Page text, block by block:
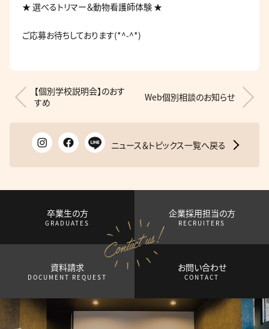
★ 選べるトリマー＆動物看護師体験 ★
ご応募お待ちしております(*^-^*)
【個別学校説明会】のおす
すめ
Web個別相談のお知らせ
ニュース＆トピックス一覧へ戻る
卒業生の方
GRADUATES
企業採用担当の方
RECRUITERS
資料請求
DOCUMENT REQUEST
お問い合わせ
CONTACT